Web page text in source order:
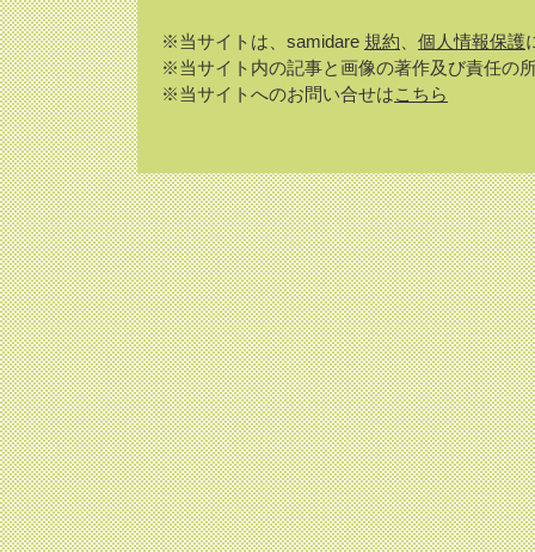
※当サイトは、samidare 規約 個人情報保護
※当サイト内の記事と画像の著作及び責任の
※当サイトへのお問い合せはこちら